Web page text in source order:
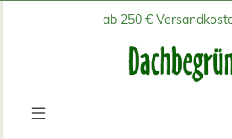
Zum Hauptinhalt springen
ab 250 €